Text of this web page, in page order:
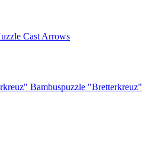
Cast Arrows
Bambuspuzzle "Bretterkreuz"